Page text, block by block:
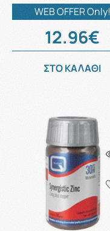
WEB OFFER Only!
12.96€
ΣΤΟ ΚΑΛΑΘΙ